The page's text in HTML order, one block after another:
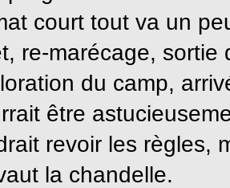
court tout va un
re-marécage, sortie
du camp,
être
revoir les règles,
la chandelle.